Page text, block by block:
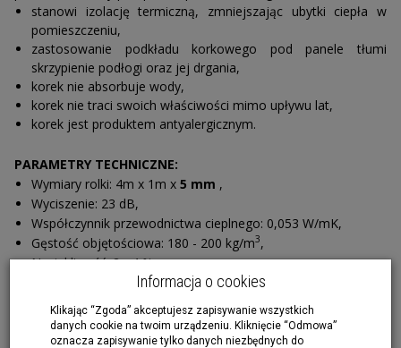
Podłogi korkowe
Granulat korkowy
Korek do ćw. jogi
Tapeta korkowa
Przekładki korkowe
Korek ekspandowany
Zegarek z korka
Ozdoby świąteczne
stanowi izolację termiczną, zmniejszając ubytki ciepła w
pomieszczeniu,
zastosowanie podkładu korkowego pod panele tłumi
skrzypienie podłogi oraz jej drgania,
korek nie absorbuje wody,
korek nie traci swoich właściwości mimo upływu lat,
korek jest produktem antyalergicznym.
pod panele są ciche, nie skrzypią, a sam podkład korkowy pod
panele jest ciepły i trwały.
Przy montażu korka polecamy folię paroizolacyjną z
atestem CE, którą można kupić w naszym sklepie.
PARAMETRY TECHNICZNE:
Wymiary rolki: 4m x 1m x 5 mm ,
Wyciszenie: 23 dB,
Współczynnik przewodnictwa cieplnego: 0,053 W/mK,
Gęstość objętościowa: 180 - 200 kg/m3,
Nasiąkliwość: 2 - 4 %.
Informacja o cookies
Klikając “Zgoda” akceptujesz zapisywanie wszystkich
danych cookie na twoim urządzeniu. Kliknięcie “Odmowa”
oznacza zapisywanie tylko danych niezbędnych do